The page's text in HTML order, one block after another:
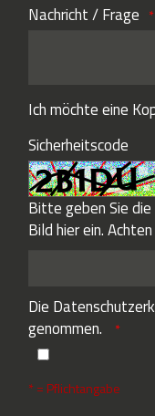
Nachricht / Frage
Ich möchte eine
Sicherheitscode
Bitte geben Sie
Bild hier ein.
Die
genommen.
* = Pflichtangabe